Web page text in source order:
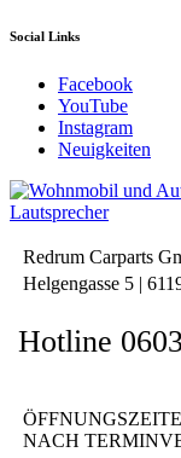
Social Links
Facebook
YouTube
Instagram
Neuigkeiten
Redrum Carparts
Helgengasse 5 |
Hotline
NACH